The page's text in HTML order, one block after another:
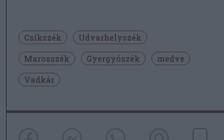
Csíkszék
Udvarhelyszék
Marosszék
Gyergyószék
medve
Vadkár